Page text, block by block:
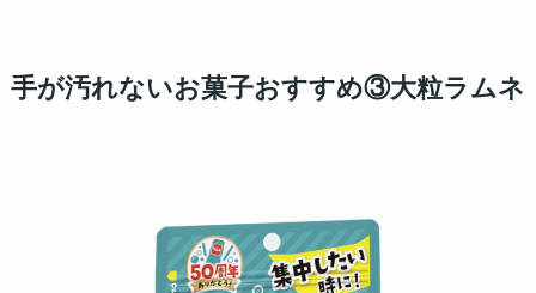
手が汚れないお菓子おすすめ③大粒ラムネ